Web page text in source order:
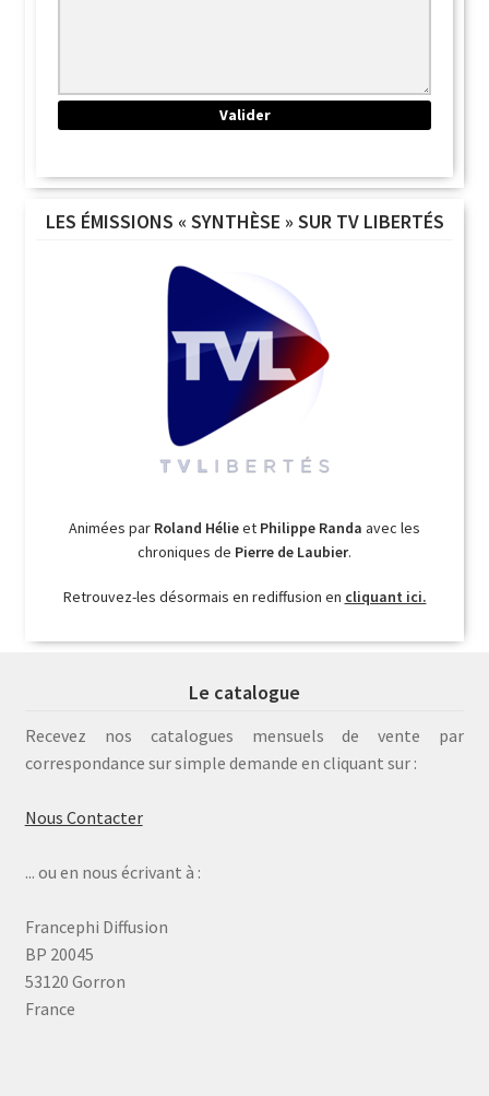
LES ÉMISSIONS « SYNTHÈSE » SUR TV LIBERTÉS
Animées par Roland Hélieet Philippe Randa avec les
chroniques de Pierre de Laubier.
Retrouvez-les désormais en rediffusion en cliquant ici.
Le catalogue
Recevez nos catalogues mensuels de vente par
correspondance sur simple demande en cliquant sur :
Nous Contacter
... ou en nous écrivant à :
Francephi Diffusion
BP 20045
53120 Gorron
France